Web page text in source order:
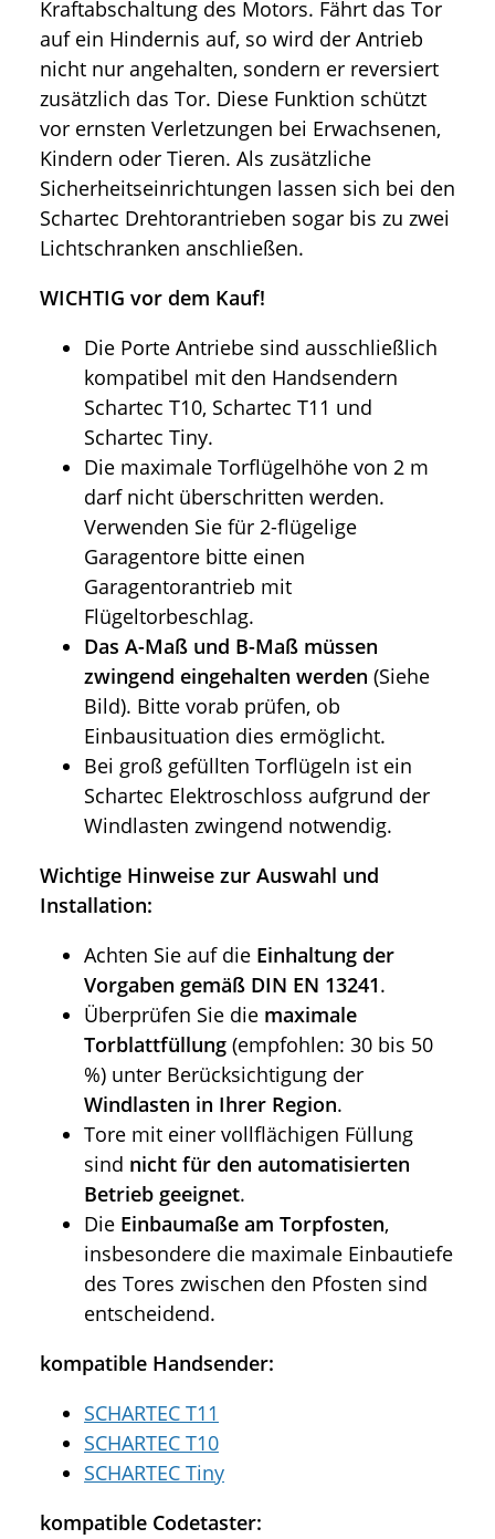
Kraftabschaltung des Motors. Fährt das Tor
auf ein Hindernis auf, so wird der Antrieb
nicht nur angehalten, sondern er reversiert
zusätzlich das Tor. Diese Funktion schützt
vor ernsten Verletzungen bei Erwachsenen,
Kindern oder Tieren. Als zusätzliche
Sicherheitseinrichtungen lassen sich bei den
Schartec Drehtorantrieben sogar bis zu zwei
Lichtschranken anschließen.
WICHTIG vor dem Kauf!
Die Porte Antriebe sind ausschließlich
kompatibel mit den Handsendern
Schartec T10, Schartec T11 und
Schartec Tiny.
Die maximale Torflügelhöhe von 2 m
darf nicht überschritten werden.
Verwenden Sie für 2-flügelige
Garagentore bitte einen
Garagentorantrieb mit
Flügeltorbeschlag.
Das A-Maß und B-Maß müssen
zwingend eingehalten werden (Siehe
Bild). Bitte vorab prüfen, ob
Einbausituation dies ermöglicht.
Bei groß gefüllten Torflügeln ist ein
Schartec Elektroschloss aufgrund der
Windlasten zwingend notwendig.
Wichtige Hinweise zur Auswahl und
Installation:
Achten Sie auf die Einhaltung der
Vorgaben gemäß DIN EN 13241.
Überprüfen Sie die maximale
Torblattfüllung (empfohlen: 30 bis 50
%) unter Berücksichtigung der
Windlasten in Ihrer Region.
Tore mit einer vollflächigen Füllung
sind nicht für den automatisierten
Betrieb geeignet.
Die Einbaumaße am Torpfosten,
insbesondere die maximale Einbautiefe
des Tores zwischen den Pfosten sind
entscheidend.
kompatible Handsender:
SCHARTEC T11
SCHARTEC T10
SCHARTEC Tiny
kompatible Codetaster: